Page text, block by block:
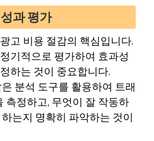
과 평가
고 비용 절감의 핵심입니다.
기적으로 평가하여 효과성
하는 것이 중요합니다.
분석 도구를 활용하여 트래
측정하고, 무엇이 잘 작동하
는지 명확히 파악하는 것이